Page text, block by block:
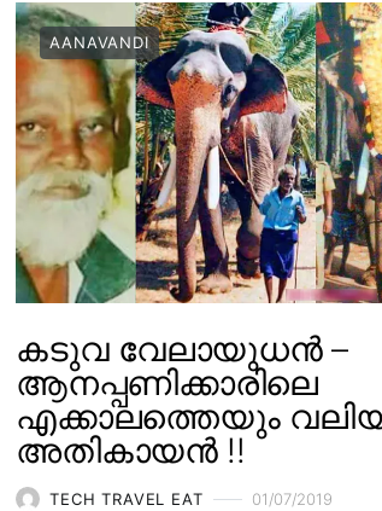
AANAVANDI
കടുവ വേലായുധൻ –
ആനപ്പണിക്കാരിലെ
എക്കാലത്തെയും
അതികായൻ !!
TECH TRAVEL EAT 01/07/2019